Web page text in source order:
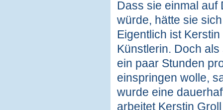
Dass sie einmal auf
würde, hätte sie
Eigentlich ist
Künstlerin. Doch
ein paar Stunden
einspringen wolle,
wurde eine
arbeitet Kerstin